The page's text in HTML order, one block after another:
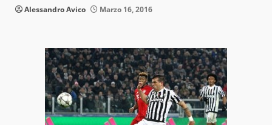
Alessandro Avico Marzo 16, 2016